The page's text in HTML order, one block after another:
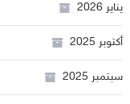
يناير 2026
أكتوبر 2025
سبتمبر 2025